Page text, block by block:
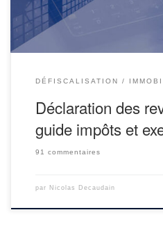
DÉFISCALISATION
Déclaration des
guide impôts et
91 commentaires
par Nicolas Decaudain